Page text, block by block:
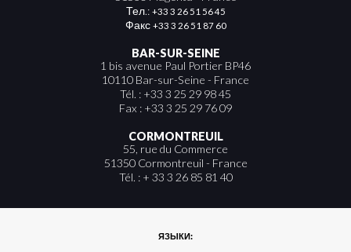
Тел.: +33 3 26 51 56 45
Факс +33 3 26 51 87 60
BAR-SUR-SEINE
1 bis avenue Paul Portier BP46
10110 Bar-sur-Seine - France
Tél. : +33 3 25 29 98 45
Fax : +33 3 25 29 76 09
CORMONTREUIL
55, rue du Commerce
51350 Cormontreuil - France
Tél. : + 33 3 26 85 81 40
ЯЗЫКИ: